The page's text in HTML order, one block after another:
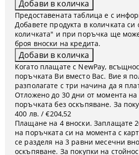
Предоставената таблица е с
Добавете продукта в количката
количката" и при поръчка ще
броя вноски на кредита.
Когато плащате с NewPay,
поръчката Ви вместо Вас. Вие я
разполагате с три начина да я
Отложено до 30 дни от момента
поръчката без оскъпяване. За
400 лв. / €204,52
Плащане на 4 вноски. Заплащате
на поръчката си на момента с
се разделя на 3 равни месечни
оскъпяване. За покупки на